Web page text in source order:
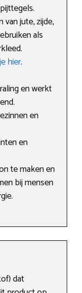
jute, zijde,
als
hier.
en werkt
en
en
te maken en
bij mensen
dat